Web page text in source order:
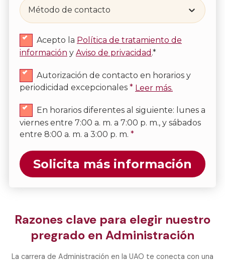
Método de contacto
Acepto la Política de tratamiento de
información y Aviso de privacidad .*
Autorización de contacto en horarios y
periodicidad excepcionales * Leer más.
En horarios diferentes al siguiente: lunes a
viernes entre 7:00 a. m. a 7:00 p. m., y sábados
entre 8:00 a. m. a 3:00 p. m. *
Solicita más información
Razones clave para elegir nuestro
pregrado en Administración
La carrera de Administración en la UAO te conecta con una